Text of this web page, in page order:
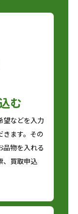
む
望などを入力
きます。その
品物を入れる
、買取申込